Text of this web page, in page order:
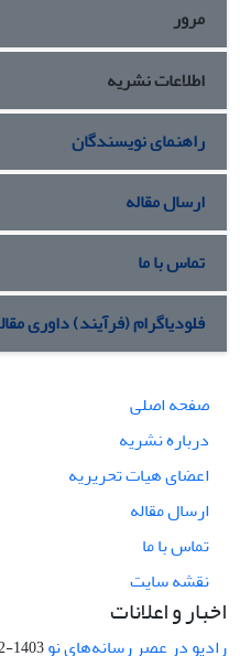
مرور
اطلاعات نشریه
راهنمای نویسندگان
ارسال مقاله
تماس با ما
فلودیاگرام (فرآیند) داوری
صفحه اصلی
درباره نشریه
اعضای هیات تحریریه
ارسال مقاله
تماس با ما
نقشه سایت
اخبار و اعلانات
رادیو در عصر رسانه‌های نو1403-02-01